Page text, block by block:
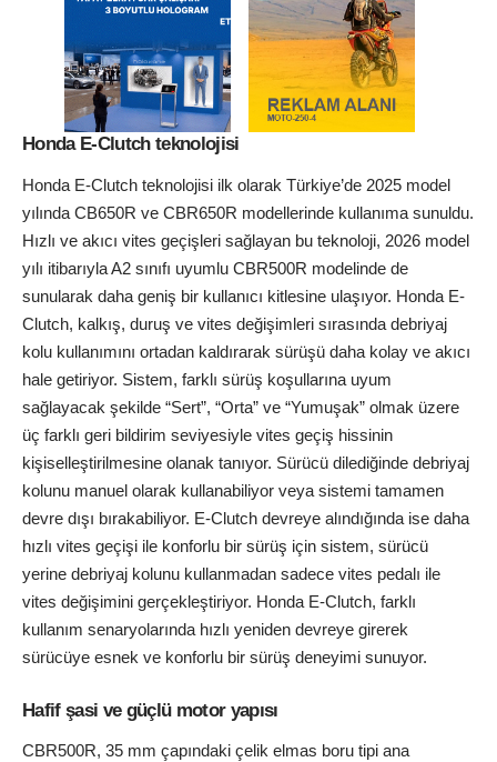
Honda E-Clutch teknolojisi
Honda E-Clutch teknolojisi ilk olarak Türkiye’de 2025 model
yılında CB650R ve CBR650R modellerinde kullanıma sunuldu.
Hızlı ve akıcı vites geçişleri sağlayan bu teknoloji, 2026 model
yılı itibarıyla A2 sınıfı uyumlu CBR500R modelinde de
sunularak daha geniş bir kullanıcı kitlesine ulaşıyor. Honda E-
Clutch, kalkış, duruş ve vites değişimleri sırasında debriyaj
kolu kullanımını ortadan kaldırarak sürüşü daha kolay ve akıcı
hale getiriyor. Sistem, farklı sürüş koşullarına uyum
sağlayacak şekilde “Sert”, “Orta” ve “Yumuşak” olmak üzere
üç farklı geri bildirim seviyesiyle vites geçiş hissinin
kişiselleştirilmesine olanak tanıyor. Sürücü dilediğinde debriyaj
kolunu manuel olarak kullanabiliyor veya sistemi tamamen
devre dışı bırakabiliyor. E-Clutch devreye alındığında ise daha
hızlı vites geçişi ile konforlu bir sürüş için sistem, sürücü
yerine debriyaj kolunu kullanmadan sadece vites pedalı ile
vites değişimini gerçekleştiriyor. Honda E-Clutch, farklı
kullanım senaryolarında hızlı yeniden devreye girerek
sürücüye esnek ve konforlu bir sürüş deneyimi sunuyor.
Hafif şasi ve güçlü motor yapısı
CBR500R, 35 mm çapındaki çelik elmas boru tipi ana